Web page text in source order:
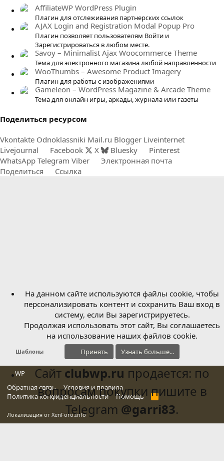
AffiliateWP WordPress Plugin
Плагин для отслеживания партнерских ссылок
AJAX Login and Registration Modal Popup Pro
Плагин позволяет пользователям Войти и
Зарегистрироваться в любом месте.
Savoy – Minimalist Ajax Woocommerce Theme
Тема для электронного магазина любой направленности
WooThumbs – Awesome Product Imagery
Плагин для работы с изображениями
Gameleon – WordPress Magazine & Arcade Theme
Тема для онлайн игры, аркады, журнала или газеты
Поделиться ресурсом
Vkontakte Odnoklassniki Mail.ru Blogger Liveinternet
Livejournal
Facebook X Bluesky
Pinterest
WhatsApp Telegram Viber
Электронная почта
Поделиться
Ссылка
Шаблоны
WP
Обратная связь
Условия и правила
Политика конфиденциальности
Помощь
R
S
Локализация от XenForo.Info
На данном сайте используются файлы cookie, чтобы
персонализировать контент и сохранить Ваш вход в
систему, если Вы зарегистрируетесь.
Продолжая использовать этот сайт, Вы соглашаетесь
на использование наших файлов cookie.
Принять Узнать больше...
Сайт clubwp.ru продается: по
вопросам покупки пишите в
Telegram @garri83.